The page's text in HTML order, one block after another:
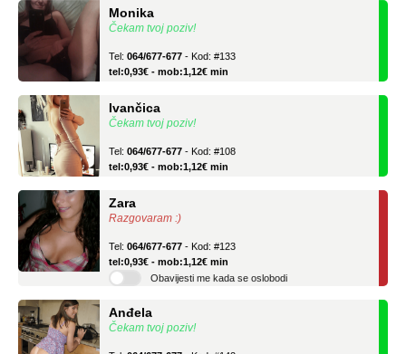
Čekam tvoj poziv!
tel:0,93€ - mob:1,12€ min
Čekam tvoj poziv!
tel:0,93€ - mob:1,12€ min
Razgovaram :)
tel:0,93€ - mob:1,12€ min
Obavijesti me kada se oslobodi
Čekam tvoj poziv!